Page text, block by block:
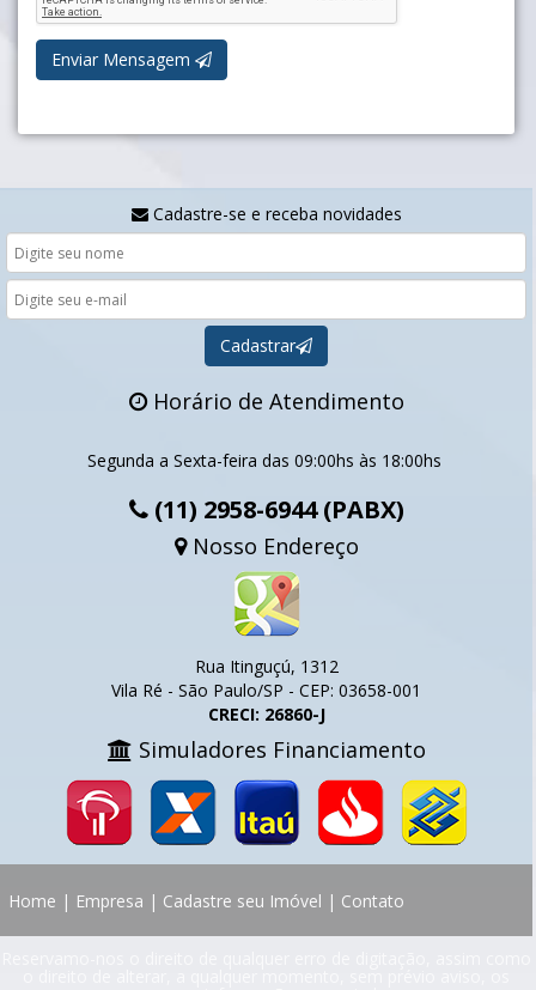
Enviar Mensagem
Cadastre-se e receba novidades
Cadastrar
Horário de Atendimento
Segunda a Sexta-feira das 09:00hs às 18:00hs
(11) 2958-6944 (PABX)
Nosso Endereço
Rua Itinguçú, 1312
Vila Ré - São Paulo/SP - CEP: 03658-001
CRECI: 26860-J
Simuladores Financiamento
Home | Empresa | Cadastre seu Imóvel | Contato